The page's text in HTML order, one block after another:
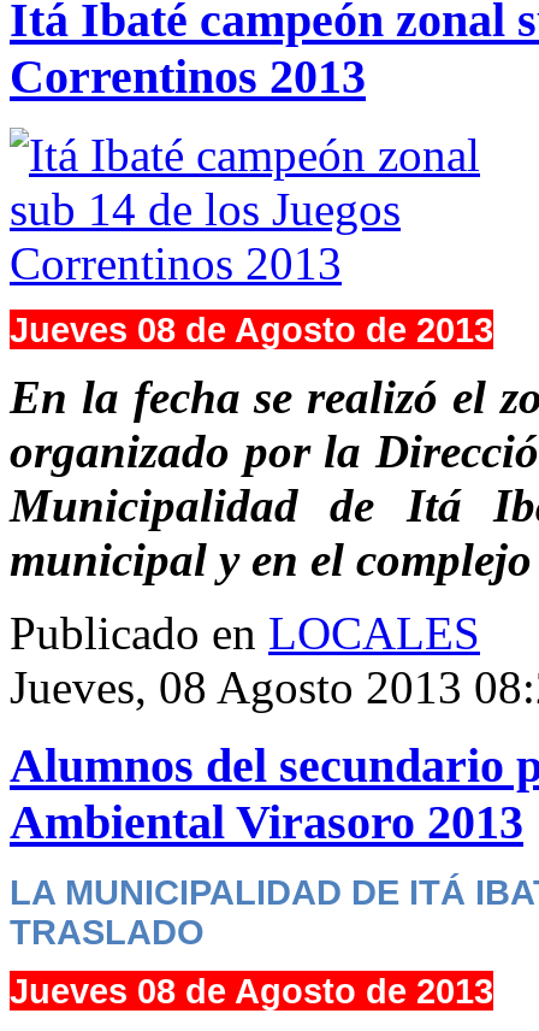
Itá Ibaté campeón zonal
Correntinos 2013
Jueves 08 de Agosto de 2013
En la fecha se realizó el
organizado por la
Municipalidad de Itá
municipal y en el
Publicado en LOCALES
Jueves, 08 Agosto 2013
Alumnos del secundario
Ambiental Virasoro 2013
LA MUNICIPALIDAD DE ITÁ
TRASLADO
Jueves 08 de Agosto de 2013